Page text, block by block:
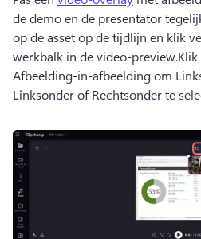
de demo en de presentator
op de asset op de tijdlijn en klik
werkbalk in de video-preview.
Afbeelding-in-afbeelding om
Linksonder of Rechtsonder te